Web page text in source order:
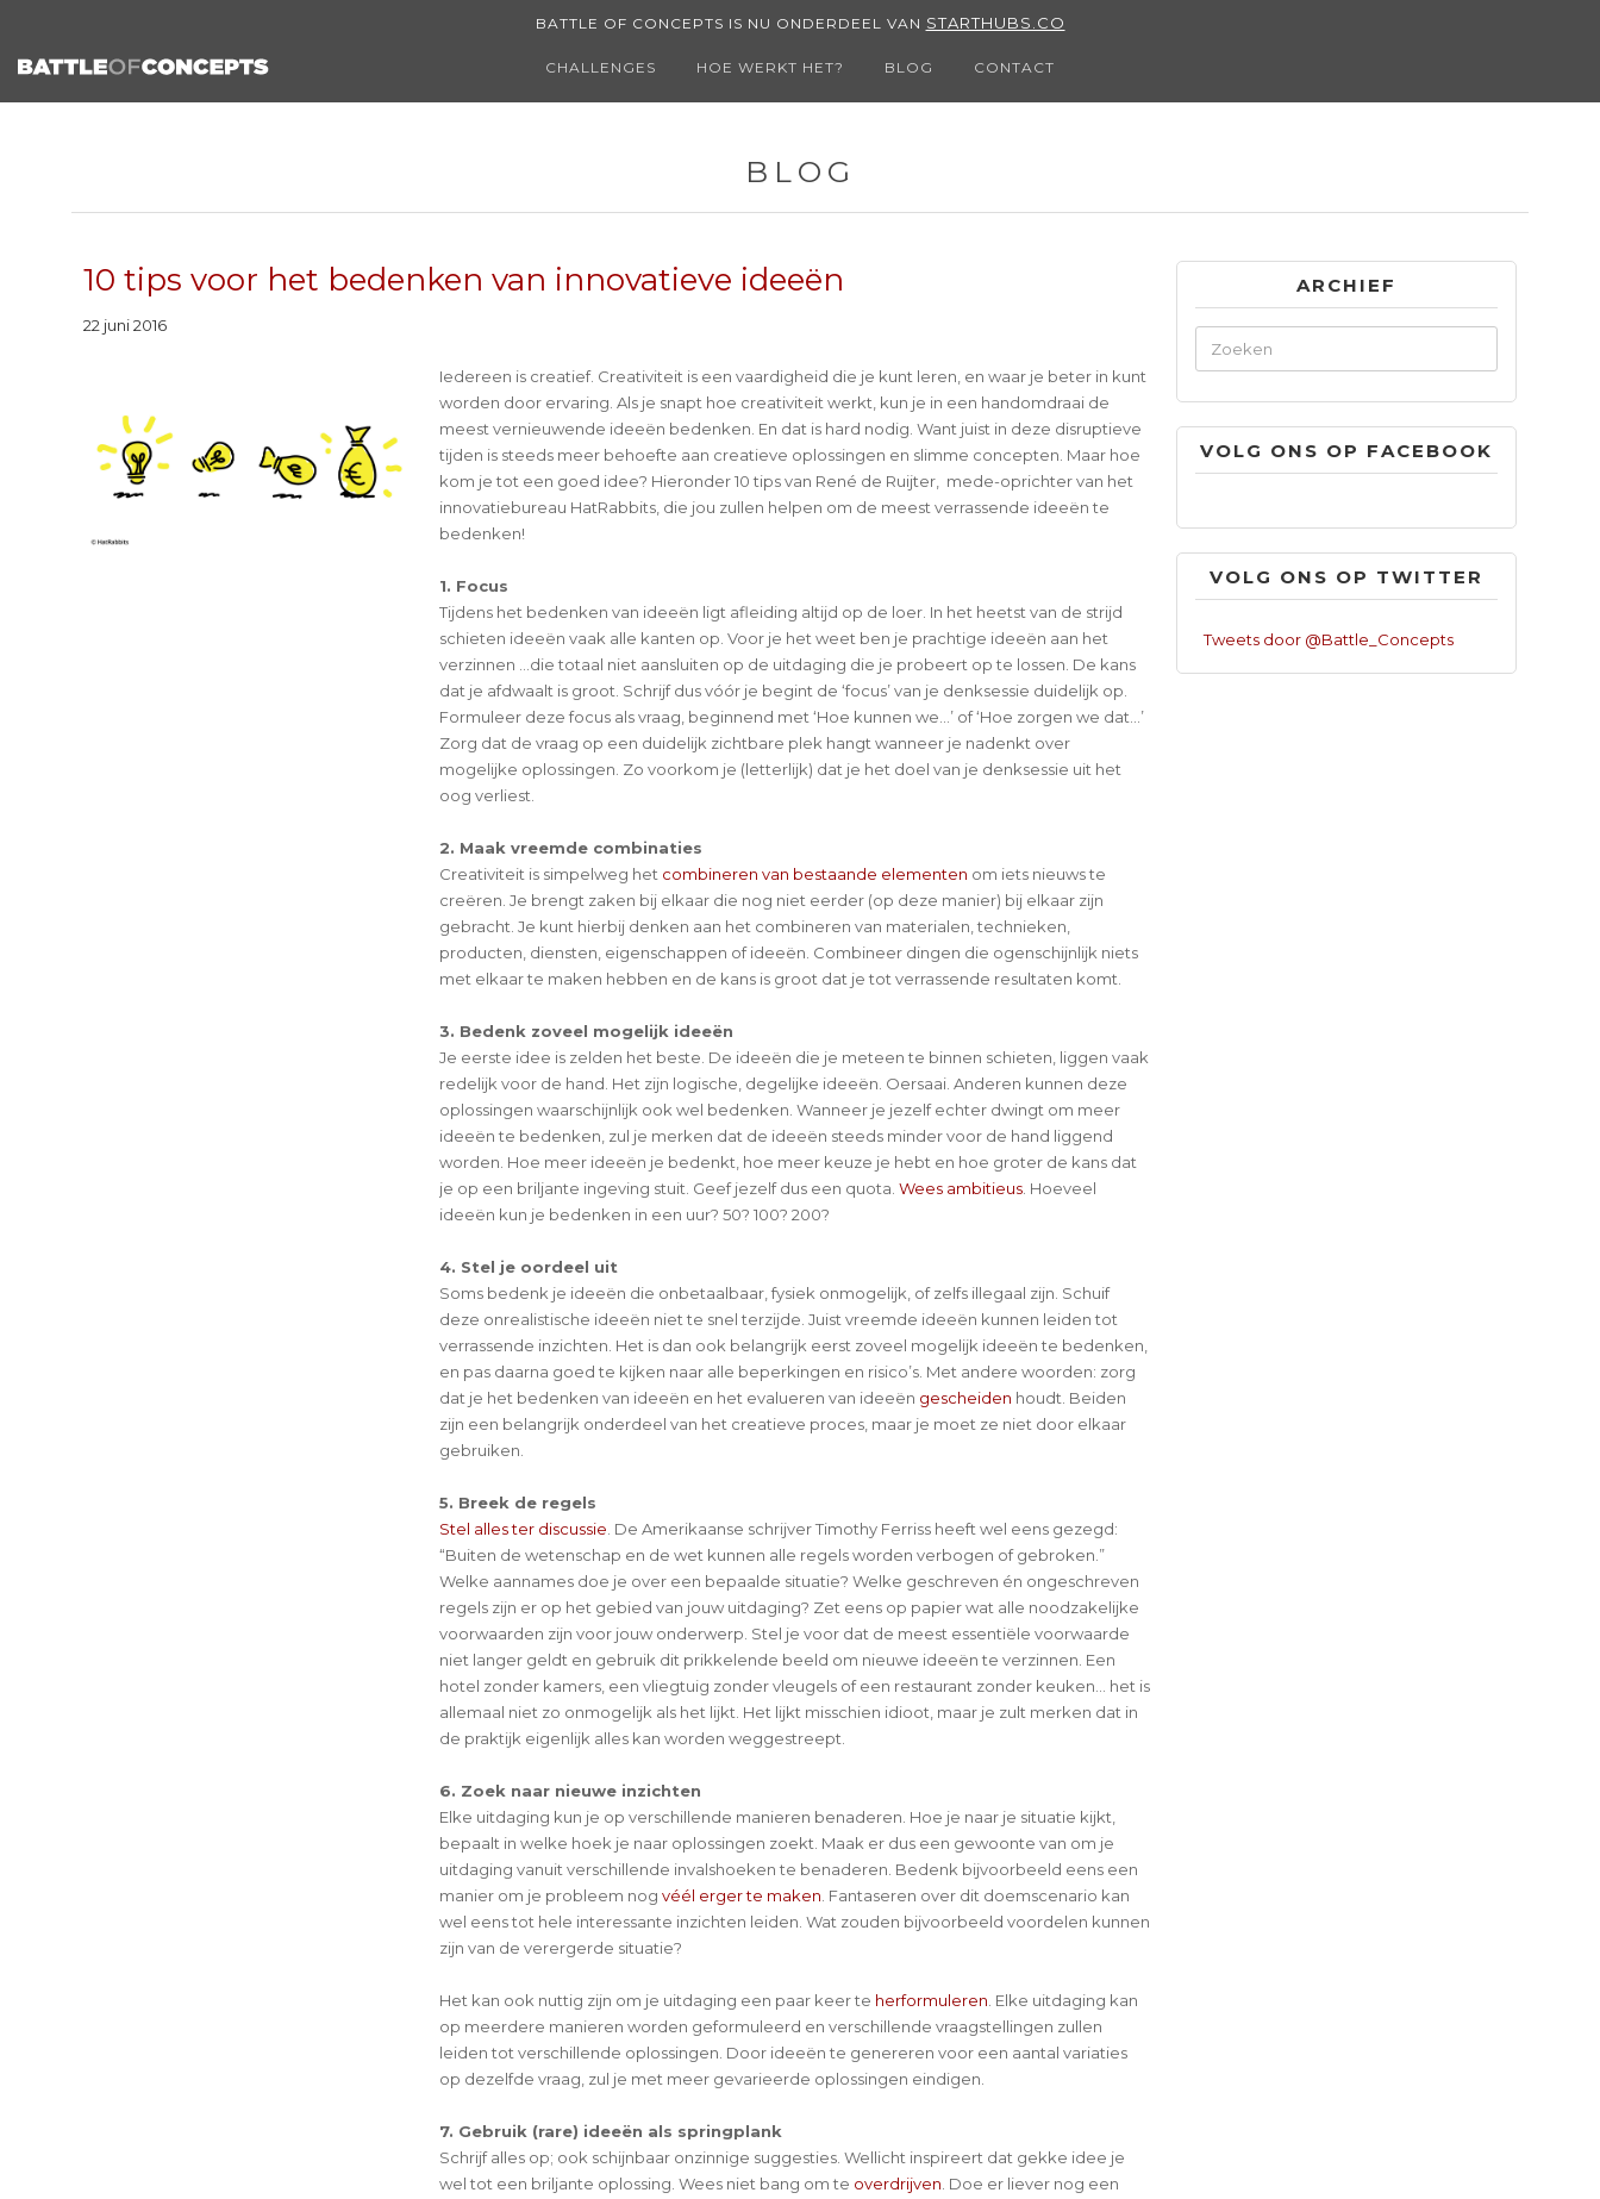
BATTLE OF CONCEPTS IS NU ONDERDEEL VAN STARTHUBS.CO
CHALLENGES HOE WERKT HET? BLOG CONTACT
BLOG
10 tips voor het bedenken van innovatieve ideeën
22 juni 2016
Iedereen is creatief. Creativiteit is een vaardigheid die je kunt leren, en waar je beter in kunt
worden door ervaring. Als je snapt hoe creativiteit werkt, kun je in een handomdraai de
meest vernieuwende ideeën bedenken. En dat is hard nodig. Want juist in deze disruptieve
tijden is steeds meer behoefte aan creatieve oplossingen en slimme concepten. Maar hoe
kom je tot een goed idee? Hieronder 10 tips van René de Ruijter, mede-oprichter van het
innovatiebureau HatRabbits, die jou zullen helpen om de meest verrassende ideeën te
bedenken!
1. Focus
Tijdens het bedenken van ideeën ligt afleiding altijd op de loer. In het heetst van de strijd
schieten ideeën vaak alle kanten op. Voor je het weet ben je prachtige ideeën aan het
verzinnen …die totaal niet aansluiten op de uitdaging die je probeert op te lossen. De kans
dat je afdwaalt is groot. Schrijf dus vóór je begint de ‘focus’ van je denksessie duidelijk op.
Formuleer deze focus als vraag, beginnend met ‘Hoe kunnen we…’ of ‘Hoe zorgen we dat…’
Zorg dat de vraag op een duidelijk zichtbare plek hangt wanneer je nadenkt over
mogelijke oplossingen. Zo voorkom je (letterlijk) dat je het doel van je denksessie uit het
oog verliest.
2. Maak vreemde combinaties
Creativiteit is simpelweg het combineren van bestaande elementen om iets nieuws te
creëren. Je brengt zaken bij elkaar die nog niet eerder (op deze manier) bij elkaar zijn
gebracht. Je kunt hierbij denken aan het combineren van materialen, technieken,
producten, diensten, eigenschappen of ideeën. Combineer dingen die ogenschijnlijk niets
met elkaar te maken hebben en de kans is groot dat je tot verrassende resultaten komt.
3. Bedenk zoveel mogelijk ideeën
Je eerste idee is zelden het beste. De ideeën die je meteen te binnen schieten, liggen vaak
redelijk voor de hand. Het zijn logische, degelijke ideeën. Oersaai. Anderen kunnen deze
oplossingen waarschijnlijk ook wel bedenken. Wanneer je jezelf echter dwingt om meer
ideeën te bedenken, zul je merken dat de ideeën steeds minder voor de hand liggend
worden. Hoe meer ideeën je bedenkt, hoe meer keuze je hebt en hoe groter de kans dat
je op een briljante ingeving stuit. Geef jezelf dus een quota.Wees ambitieus . Hoeveel
ideeën kun je bedenken in een uur? 50? 100? 200?
4. Stel je oordeel uit
Soms bedenk je ideeën die onbetaalbaar, fysiek onmogelijk, of zelfs illegaal zijn. Schuif
deze onrealistische ideeën niet te snel terzijde. Juist vreemde ideeën kunnen leiden tot
verrassende inzichten. Het is dan ook belangrijk eerst zoveel mogelijk ideeën te bedenken,
en pas daarna goed te kijken naar alle beperkingen en risico’s. Met andere woorden: zorg
dat je het bedenken van ideeën en het evalueren van ideeën gescheiden houdt. Beiden
zijn een belangrijk onderdeel van het creatieve proces, maar je moet ze niet door elkaar
gebruiken.
5. Breek de regels
Stel alles ter discussie . De Amerikaanse schrijver Timothy Ferriss heeft wel eens gezegd:
“Buiten de wetenschap en de wet kunnen alle regels worden verbogen of gebroken.”
Welke aannames doe je over een bepaalde situatie? Welke geschreven én ongeschreven
regels zijn er op het gebied van jouw uitdaging? Zet eens op papier wat alle noodzakelijke
voorwaarden zijn voor jouw onderwerp. Stel je voor dat de meest essentiële voorwaarde
niet langer geldt en gebruik dit prikkelende beeld om nieuwe ideeën te verzinnen. Een
hotel zonder kamers, een vliegtuig zonder vleugels of een restaurant zonder keuken... het is
allemaal niet zo onmogelijk als het lijkt. Het lijkt misschien idioot, maar je zult merken dat in
de praktijk eigenlijk alles kan worden weggestreept.
6. Zoek naar nieuwe inzichten
Elke uitdaging kun je op verschillende manieren benaderen. Hoe je naar je situatie kijkt,
bepaalt in welke hoek je naar oplossingen zoekt. Maak er dus een gewoonte van om je
uitdaging vanuit verschillende invalshoeken te benaderen. Bedenk bijvoorbeeld eens een
manier om je probleem nogvéél erger te maken . Fantaseren over dit doemscenario kan
wel eens tot hele interessante inzichten leiden. Wat zouden bijvoorbeeld voordelen kunnen
zijn van de verergerde situatie?
Het kan ook nuttig zijn om je uitdaging een paar keer te herformuleren . Elke uitdaging kan
op meerdere manieren worden geformuleerd en verschillende vraagstellingen zullen
leiden tot verschillende oplossingen. Door ideeën te genereren voor een aantal variaties
op dezelfde vraag, zul je met meer gevarieerde oplossingen eindigen.
7. Gebruik (rare) ideeën als springplank
Schrijf alles op; ook schijnbaar onzinnige suggesties. Wellicht inspireert dat gekke idee je
wel tot een briljante oplossing. Wees niet bang om te overdrijven . Doe er liever nog een
ARCHIEF
VOLG ONS OP FACEBOOK
VOLG ONS OP TWITTER
Tweets door @Battle_Concepts